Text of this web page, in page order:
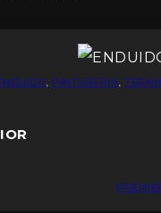
, PINTURERIA,